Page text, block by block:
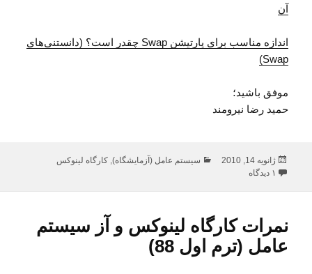
آن
اندازه مناسب برای پارتیشن Swap چقدر است؟ (دانستنی‌های
Swap)
موفق باشید؛
حمید رضا نیرومند
ارسال
شده
ژانویه 14, 2010 دسته‌ها
سیستم عامل (آزمایشگاه),کارگاه لینوکس
۱ دیدگاه
نمرات کارگاه لینوکس و آز سیستم
عامل (ترم اول 88)